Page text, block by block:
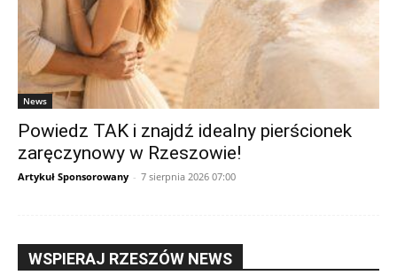
News
Powiedz TAK i znajdź idealny pierścionek
zaręczynowy w Rzeszowie!
Artykuł Sponsorowany - 7 sierpnia 2026 07:00
WSPIERAJ RZESZÓW NEWS